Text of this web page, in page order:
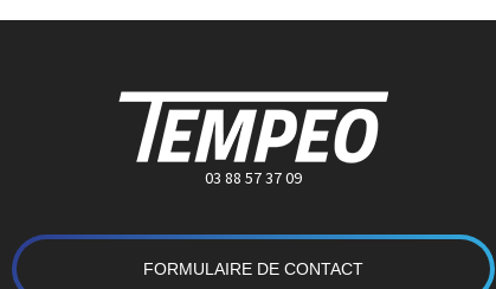
03 88 57 37 09
FORMULAIRE DE CONTACT